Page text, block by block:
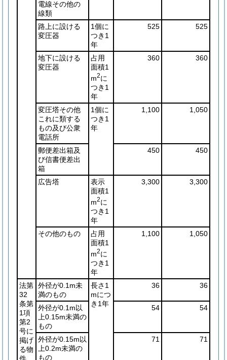
電線その他の
線類
路上に設ける
変圧器
1個に
つき1
年
525 525
地下に設ける
変圧器
占用
面積1
m2に
つき1
年
360 360
変圧塔その他
これに類する
もの及び公衆
電話所
1個に
つき1
年
1,100 1,050
郵便差出箱及
び信書便差出
箱
450 450
広告塔
表示
面積1
m2に
つき1
年
3,300 3,300
その他のもの
占用
面積1
m2に
つき1
年
1,100 1,050
法第
32
条第
1項
第2
号に
掲げ
る物
外径が0.1m未
満のもの
長さ1
mにつ
き1年
36 36
外径が0.1m以
上0.15m未満の
もの
54 54
外径が0.15m以
上0.2m未満の
もの
71 71